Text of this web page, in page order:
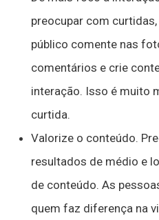
preocupar com
público comente nas
comentários e crie
interação. Isso é muito
curtida.
Valorize o conteúdo.
resultados de médio e
de conteúdo. As
quem faz diferença na